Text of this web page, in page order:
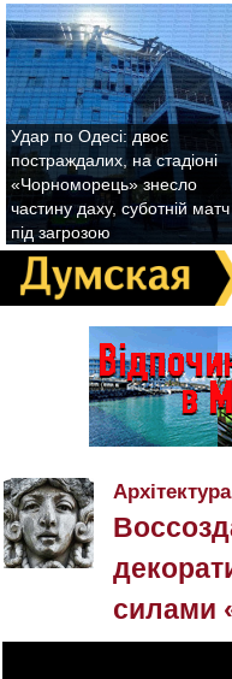
Удар по Одесі: двоє
постраждалих, на стадіоні
«Чорноморець» знесло
частину даху, суботній матч
під загрозою
силами